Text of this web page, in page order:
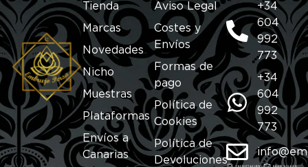
Tienda
Marcas
Novedades
Nicho
Muestras
Plataformas
Envíos a
Canarias
Aviso Legal
Costes y
Envíos
Formas de
pago
Política de
Cookies
Política de
Devoluciones
+34
604
992
773
+34
604
992
773